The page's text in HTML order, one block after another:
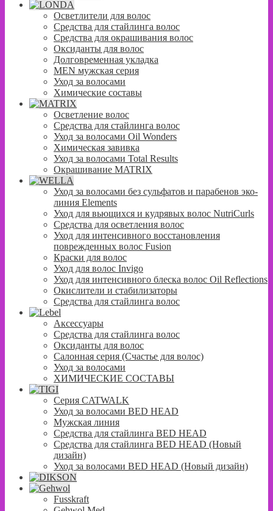
Осветлители для волос
Средства для стайлинга волос
Средства для окрашивания волос
Оксиданты для волос
Долговременная укладка
MEN мужская серия
Уход за волосами
Химические составы
Осветление волос
Средства для стайлинга волос
Уход за волосами Oil Wonders
Химическая завивка
Уход за волосами Total Results
Окрашивание MATRIX
Уход за волосами без сульфатов и парабенов эко-
линия Elements
Уход для вьющихся и кудрявых волос NutriCurls
Средства для осветления волос
Уход для интенсивного восстановления
поврежденных волос Fusion
Краски для волос
Уход для волос Invigo
Уход для интенсивного блеска волос Oil Reflections
Окислители и стабилизаторы
Средства для стайлинга волос
Аксессуары
Средства для стайлинга волос
Оксиданты для волос
Салонная серия (Счастье для волос)
Уход за волосами
ХИМИЧЕСКИЕ СОСТАВЫ
Серия CATWALK
Уход за волосами BED HEAD
Мужская линия
Средства для стайлинга BED HEAD
Средства для стайлинга BED HEAD (Новый
дизайн)
Уход за волосами BED HEAD (Новый дизайн)
Fusskraft